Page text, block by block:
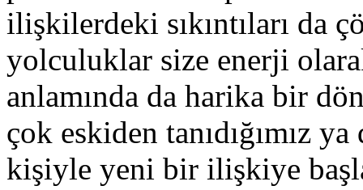
ilişkilerdeki sıkıntıları da
yolculuklar size enerji
anlamında da harika bir
çok eskiden tanıdığımız
kişiyle yeni bir ilişkiye